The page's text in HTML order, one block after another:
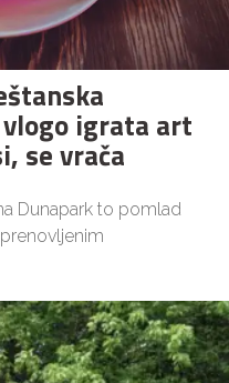
igrata art
se vrača
Dunapark to pomlad